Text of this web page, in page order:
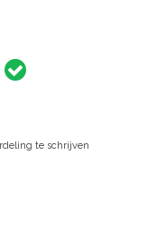
te schrijven